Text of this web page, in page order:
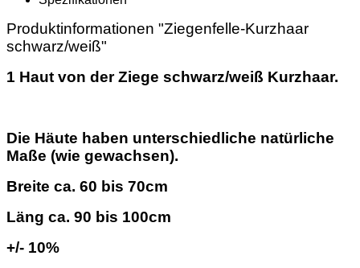
Produktinformationen "Ziegenfelle-Kurzhaar
schwarz/weiß"
1 Haut von der Ziege schwarz/weiß Kurzhaar.
Die Häute haben unterschiedliche natürliche
Maße (wie gewachsen).
Breite ca. 60 bis 70cm
Läng ca. 90 bis 100cm
+/- 10%